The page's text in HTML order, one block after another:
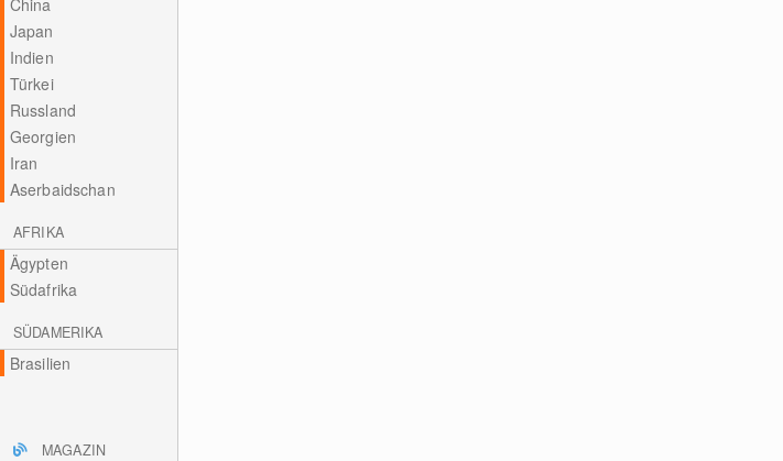
China
Japan
Indien
Türkei
Russland
Georgien
Iran
Aserbaidschan
AFRIKA
Ägypten
Südafrika
SÜDAMERIKA
Brasilien
MAGAZIN